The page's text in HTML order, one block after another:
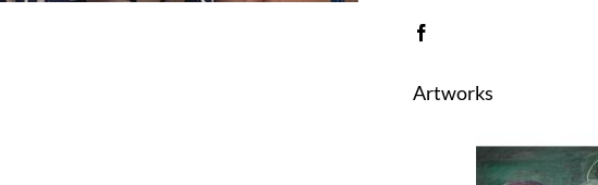
Artworks